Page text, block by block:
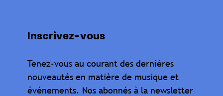
Inscrivez-vous
Tenez-vous au courant des dernières
nouveautés en matière de musique et
événements. Nos abonnés à la newsletter